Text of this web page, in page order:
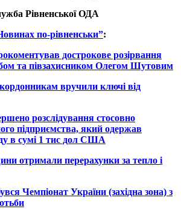
Рівненської ОДА
по-рівненськи”:
дострокове розірвання
та півзахисником Олегом Шутовим
вручили ключі від
розслідування стосовно
підприємства, який одержав
в сумі 1 тис дол США
отримали перерахунки за тепло і
Чемпіонат України (західна зона) з